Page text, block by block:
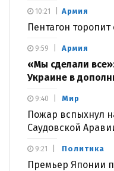
Армия
Пентагон
10:21
Армия
«Мы сделали
Украине в
9:59
Мир
Пожар вспыхнул
Саудовской
9:40
Политика
Премьер Японии
9:21